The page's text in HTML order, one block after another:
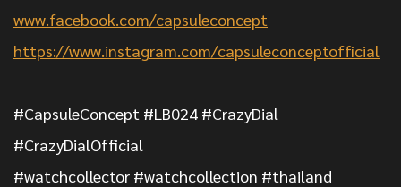
www.facebook.com/capsuleconcept
https://www.instagram.com/capsuleconceptofficial
#CapsuleConcept #LB024 #CrazyDial
#CrazyDialOfficial
#watchcollector #watchcollection #thailand